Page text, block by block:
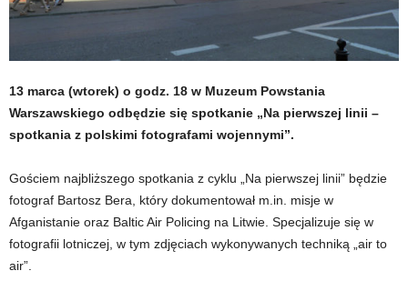
13 marca (wtorek) o godz. 18 w Muzeum Powstania
Warszawskiego odbędzie się spotkanie „Na pierwszej linii –
spotkania z polskimi fotografami wojennymi”.
Gościem najbliższego spotkania z cyklu „Na pierwszej linii” będzie
fotograf Bartosz Bera, który dokumentował m.in. misje w
Afganistanie oraz Baltic Air Policing na Litwie. Specjalizuje się w
fotografii lotniczej, w tym zdjęciach wykonywanych techniką „air to
air”.